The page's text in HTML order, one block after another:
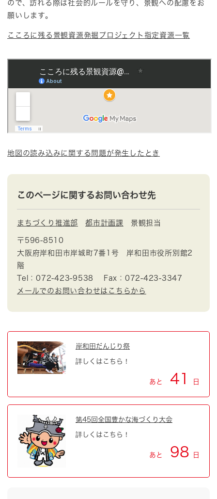
ので、訪れる際は社会的ルールを守り、景観への配慮をお
願いします。
こころに残る景観資源発掘プロジェクト指定資源一覧
地図の読み込みに関する問題が発生したとき
このページに関するお問い合わせ先
まちづくり推進部 都市計画課 景観担当
〒596-8510
大阪府岸和田市岸城町7番1号 岸和田市役所別館2
階
Tel：072-423-9538
Fax：072-423-3347
メールでのお問い合わせはこちらから
岸和田だんじり祭
詳しくはこちら！
あと 41 日
第45回全国豊かな海づくり大会
詳しくはこちら！
あと 98 日